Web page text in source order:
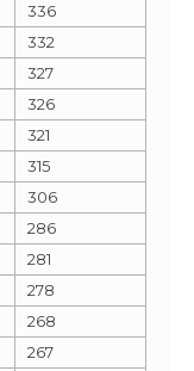
336
332
327
326
321
315
306
286
281
278
268
267